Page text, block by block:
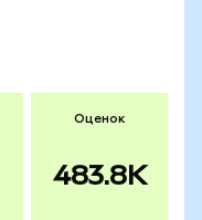
Оценок
483.8K